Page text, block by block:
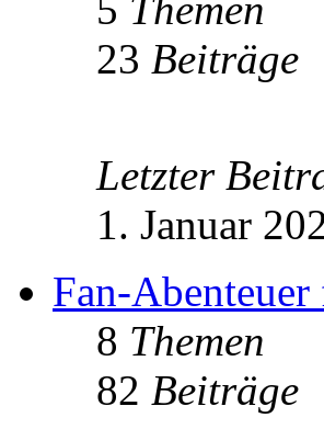
23 Beiträge
Letzter
1. Januar
Fan-
8 Themen
82 Beiträge